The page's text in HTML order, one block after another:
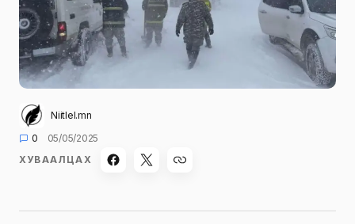
Niitlel.mn
0
05/05/2025
ХУВААЛЦАХ